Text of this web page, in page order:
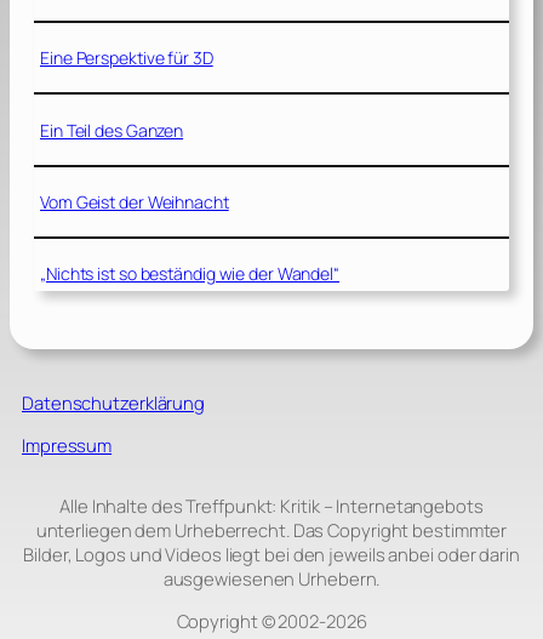
Eine Perspektive für 3D
Ein Teil des Ganzen
Vom Geist der Weihnacht
„Nichts ist so beständig wie der Wandel“
Datenschutzerklärung
Impressum
Alle Inhalte des Treffpunkt: Kritik – Internetangebots
unterliegen dem Urheberrecht. Das Copyright bestimmter
Bilder, Logos und Videos liegt bei den jeweils anbei oder darin
ausgewiesenen Urhebern.
Copyright © 2002‑2026